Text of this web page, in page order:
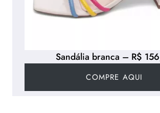
Sandália branca – R$
COMPRE AQUI